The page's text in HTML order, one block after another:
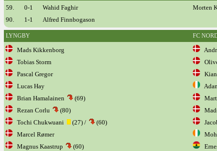
59. 0-1 Wahid Faghir
Morten
90.
1-1 Alfred Finnbogason
LYNGBY FC
Mads Kikkenborg
Tobias Storm
Pascal Gregor
Kian
Lucas Hay
Brian Hamalainen
(69)
Rezan Corlu
(80)
Tochi Chukwuani
(27) / (60)
Marcel Rømer
Magnus Kaastrup
(60)